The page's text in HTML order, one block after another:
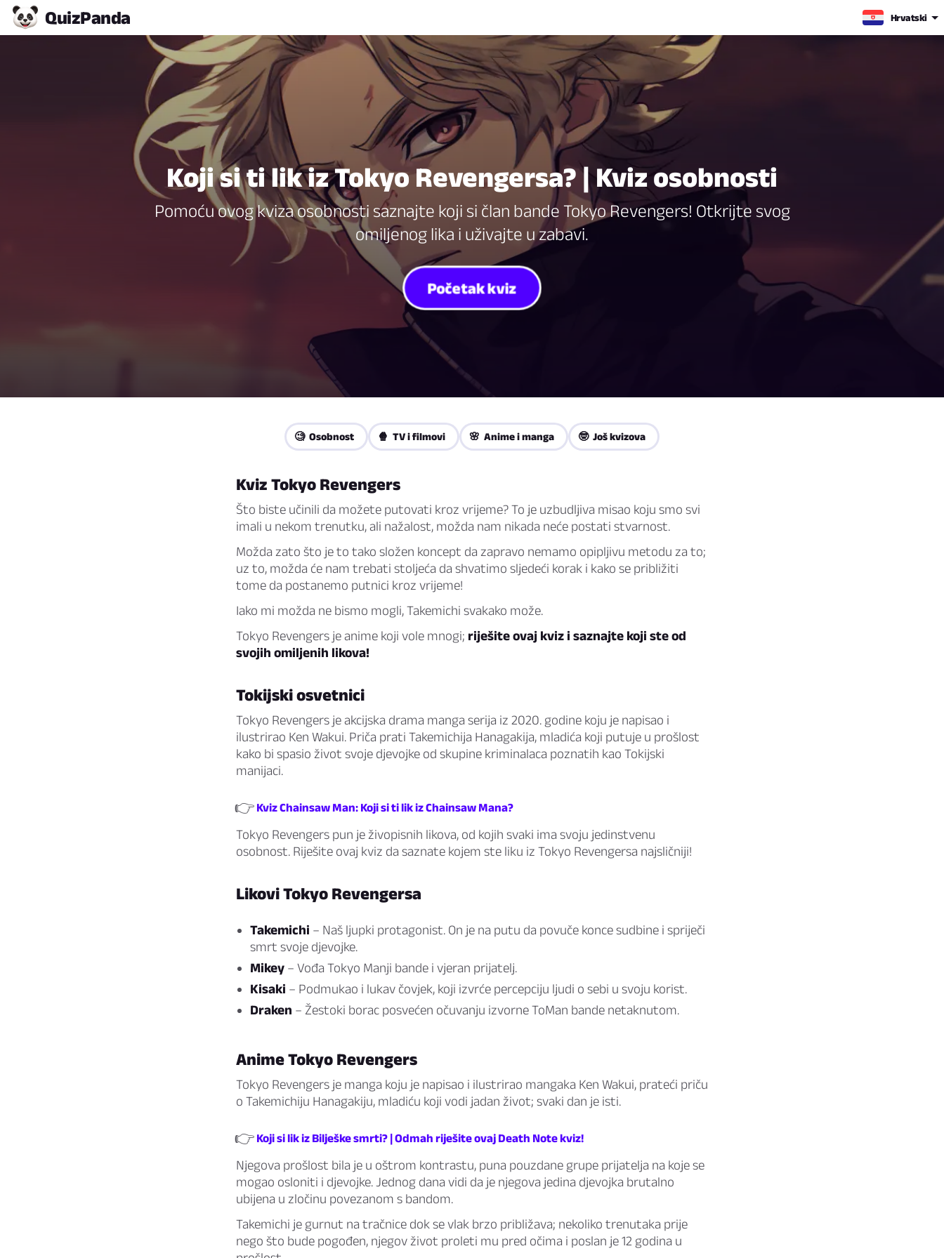
QuizPanda Hrvatski
Koji si ti lik iz Tokyo Revengersa? | Kviz osobnosti
Pomoću ovog kviza osobnosti saznajte koji si član bande Tokyo Revengers! Otkrijte svog
omiljenog lika i uživajte u zabavi.
Početak kviz
🧐 Osobnost 🍿 TV i filmovi 🌸 Anime i manga 🤓 Još kvizova
Kviz Tokyo Revengers
Što biste učinili da možete putovati kroz vrijeme? To je uzbudljiva misao koju smo svi
imali u nekom trenutku, ali nažalost, možda nam nikada neće postati stvarnost.
Možda zato što je to tako složen koncept da zapravo nemamo opipljivu metodu za to;
uz to, možda će nam trebati stoljeća da shvatimo sljedeći korak i kako se približiti
tome da postanemo putnici kroz vrijeme!
Iako mi možda ne bismo mogli, Takemichi svakako može.
Tokyo Revengers je anime koji vole mnogi; riješite ovaj kviz i saznajte koji ste od
svojih omiljenih likova!
Tokijski osvetnici
Tokyo Revengers je akcijska drama manga serija iz 2020. godine koju je napisao i
ilustrirao Ken Wakui. Priča prati Takemichija Hanagakija, mladića koji putuje u prošlost
kako bi spasio život svoje djevojke od skupine kriminalaca poznatih kao Tokijski
manijaci.
👉 Kviz Chainsaw Man: Koji si ti lik iz Chainsaw Mana?
Tokyo Revengers pun je živopisnih likova, od kojih svaki ima svoju jedinstvenu
osobnost. Riješite ovaj kviz da saznate kojem ste liku iz Tokyo Revengersa najsličniji!
Likovi Tokyo Revengersa
Takemichi – Naš ljupki protagonist. On je na putu da povuče konce sudbine i spriječi
smrt svoje djevojke.
Mikey – Vođa Tokyo Manji bande i vjeran prijatelj.
Kisaki – Podmukao i lukav čovjek, koji izvrće percepciju ljudi o sebi u svoju korist.
Draken – Žestoki borac posvećen očuvanju izvorne ToMan bande netaknutom.
Anime Tokyo Revengers
Tokyo Revengers je manga koju je napisao i ilustrirao mangaka Ken Wakui, prateći priču
o Takemichiju Hanagakiju, mladiću koji vodi jadan život; svaki dan je isti.
👉 Koji si lik iz Bilješke smrti? | Odmah riješite ovaj Death Note kviz!
Njegova prošlost bila je u oštrom kontrastu, puna pouzdane grupe prijatelja na koje se
mogao osloniti i djevojke. Jednog dana vidi da je njegova jedina djevojka brutalno
ubijena u zločinu povezanom s bandom.
Takemichi je gurnut na tračnice dok se vlak brzo približava; nekoliko trenutaka prije
nego što bude pogođen, njegov život proleti mu pred očima i poslan je 12 godina u